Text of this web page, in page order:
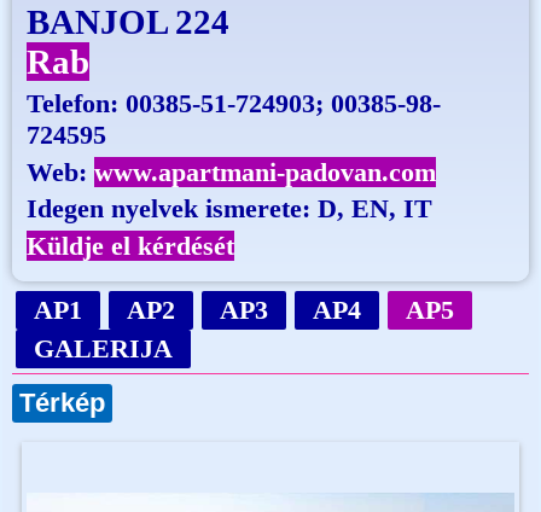
BANJOL 224
Rab
Telefon:00385-51-724903; 00385-98-
724595
Web:www.apartmani-padovan.com
Idegen nyelvek ismerete: D, EN, IT
Küldje el kérdését
AP1 AP2 AP3 AP4
AP5
GALERIJA
Térkép